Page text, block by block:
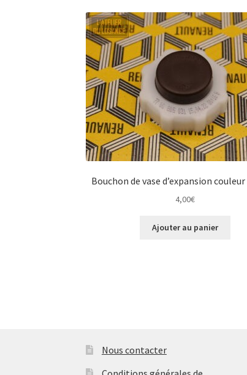
Bouchon de vase d’expansion
4,00€
Ajouter au panier
Nous contacter